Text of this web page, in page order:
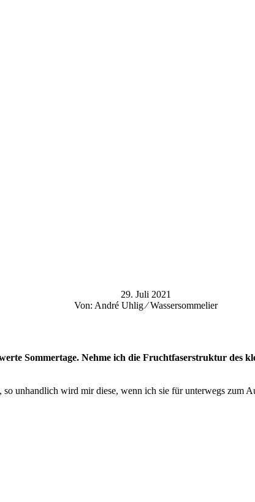
29. Juli 2021
Von: André Uhlig ⁄ Wassersommelier
Sommertage. Nehme ich die Fruchtfaserstruktur des
unhandlich wird mir diese, wenn ich sie für unterwegs zum